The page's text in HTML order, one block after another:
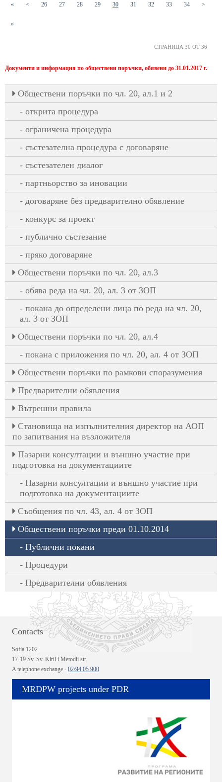
« < 26(current)
27(current)
28(current)
29(current)
30(current)
31 (current)
32(current)
33(current)
34(current)
>
»
СТРАНИЦА 30 ОТ 36
Документи и информация по обществени поръчки, обявени до 31.01.2017 г.
Oбществени поръчки по чл. 20, ал.1 и 2
открита процедура
ограничена процедура
състезателна процедура с договаряне
състезателен диалог
партньорство за иновации
договаряне без предварително обявление
конкурс за проект
публично състезание
пряко договаряне
Oбществени поръчки по чл. 20, ал.3
обява реда на чл. 20, ал. 3 от ЗОП
покана до определени лица по реда на чл. 20,
ал. 3 от ЗОП
Oбществени поръчки по чл. 20, ал.4
покана с приложения по чл. 20, ал. 4 от ЗОП
Обществени поръчки по рамкови споразумения
Предварителни обявления
Вътрешни правила
Становища на изпълнителния директор на АОП
по запитвания на възложителя
Пазарни консултации и външно участие при
подготовка на документациите
Пазарни консултации и външно участие при
подготовка на документациите
Съобщения по чл. 43, ал. 4 от ЗОП
Обществени поръчки преди 01.10.2014
Публични покани
Процедури
Предварителни обявления
Contacts
Sofia 1202
17-19 Sv. Sv. Kiril i Metodii str.
A telephone exchange - 02/94 05 900
MRDPW projects under PDR